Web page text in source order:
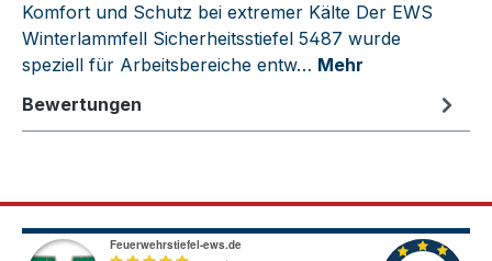
Komfort und Schutz bei extremer Kälte Der EWS
Winterlammfell Sicherheitsstiefel 5487 wurde
speziell für Arbeitsbereiche entw… Mehr
Bewertungen